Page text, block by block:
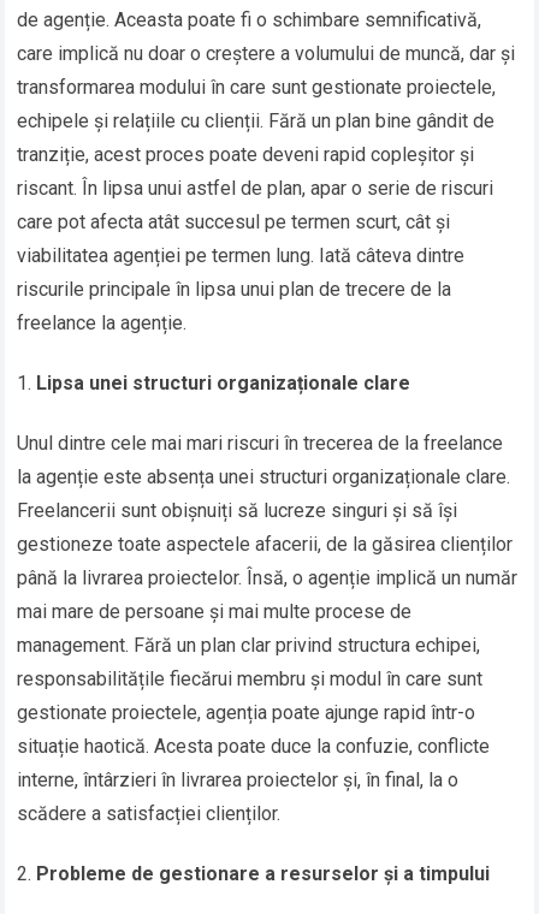
de agenție. Aceasta poate fi o schimbare semnificativă,
care implică nu doar o creștere a volumului de muncă, dar și
transformarea modului în care sunt gestionate proiectele,
echipele și relațiile cu clienții. Fără un plan bine gândit de
tranziție, acest proces poate deveni rapid copleșitor și
riscant. În lipsa unui astfel de plan, apar o serie de riscuri
care pot afecta atât succesul pe termen scurt, cât și
viabilitatea agenției pe termen lung. Iată câteva dintre
riscurile principale în lipsa unui plan de trecere de la
freelance la agenție.
Lipsa unei structuri organizaționale clare
Unul dintre cele mai mari riscuri în trecerea de la freelance
la agenție este absența unei structuri organizaționale clare.
Freelancerii sunt obișnuiți să lucreze singuri și să își
gestioneze toate aspectele afacerii, de la găsirea clienților
până la livrarea proiectelor. Însă, o agenție implică un număr
mai mare de persoane și mai multe procese de
management. Fără un plan clar privind structura echipei,
responsabilitățile fiecărui membru și modul în care sunt
gestionate proiectele, agenția poate ajunge rapid într-o
situație haotică. Acesta poate duce la confuzie, conflicte
interne, întârzieri în livrarea proiectelor și, în final, la o
scădere a satisfacției clienților.
Probleme de gestionare a resurselor și a timpului